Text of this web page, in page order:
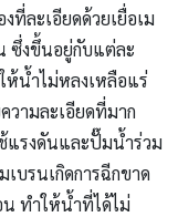
งที่ละเอียดด้วยเยื่อเม
ซึ่งขึ้นอยู่กับแต่ละ
ห้น้ำไม่หลงเหลือแร่
วามละเอียดที่มาก
แรงดันและปั๊มน้ำร่วม
บรนเกิดการฉีกขาด
น ทำให้น้ำที่ได้ไม่